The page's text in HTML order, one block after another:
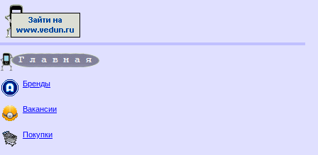
Бренды
Вакансии
Покупки